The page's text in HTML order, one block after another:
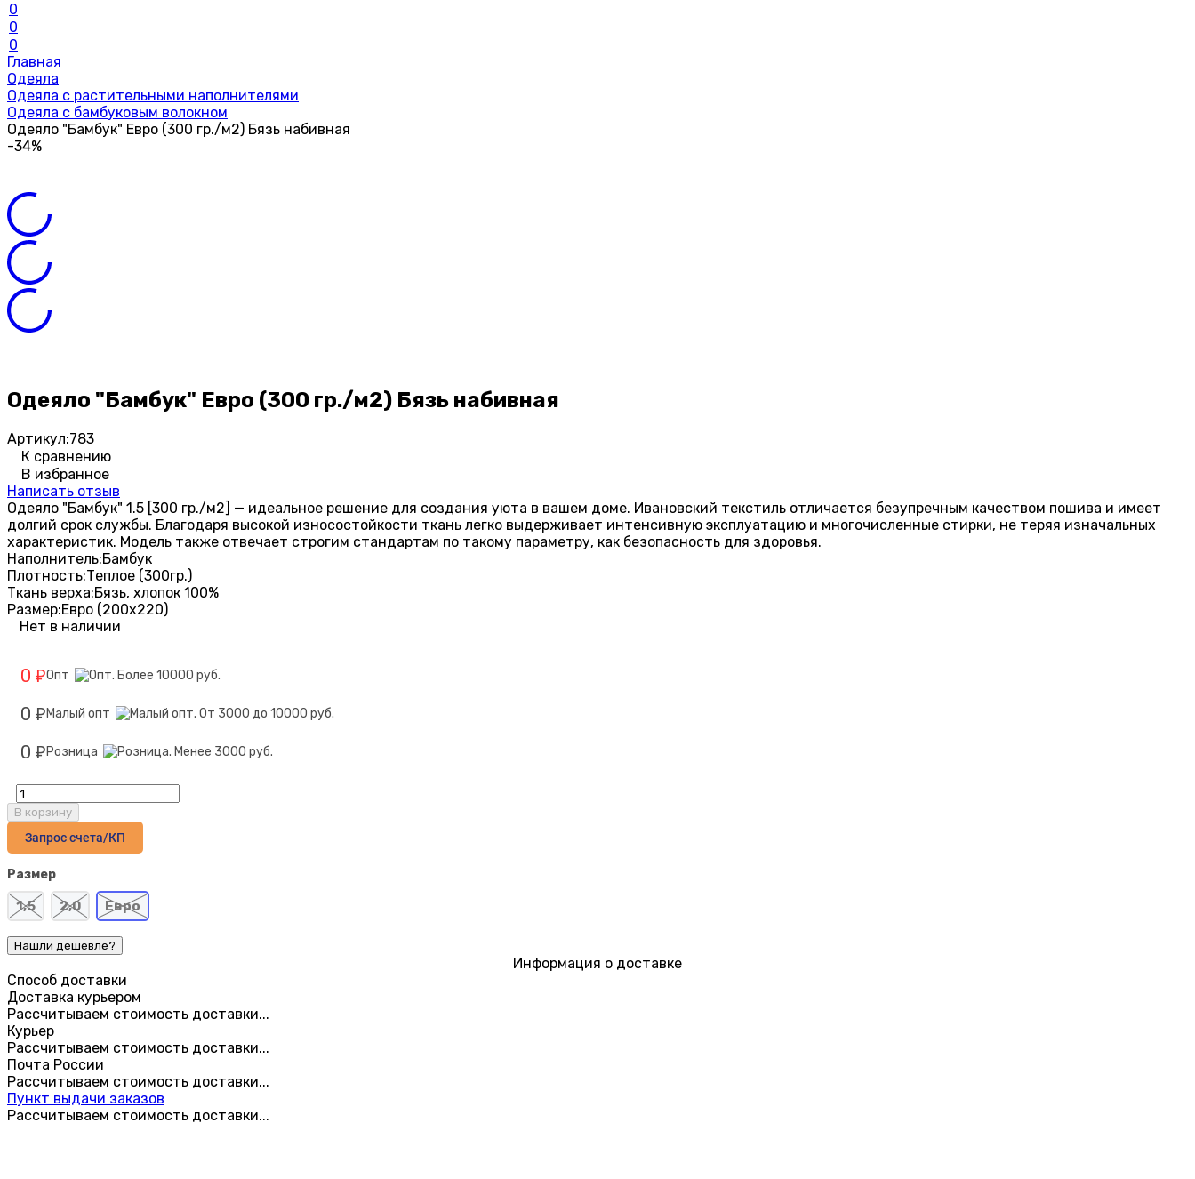
0
0
0
Главная
Одеяла
Одеяла с растительными наполнителями
Одеяла с бамбуковым волокном
Одеяло "Бамбук" Евро (300 гр./м2) Бязь набивная
-34%
Одеяло "Бамбук" Евро (300 гр./м2) Бязь набивная
Артикул:783
К сравнению
В избранное
Написать отзыв
Одеяло "Бамбук" 1.5 [300 гр./м2] — идеальное решение для создания уюта в вашем доме. Ивановский текстиль отличается безупречным качеством пошива и имеет
долгий срок службы. Благодаря высокой износостойкости ткань легко выдерживает интенсивную эксплуатацию и многочисленные стирки, не теряя изначальных
характеристик. Модель также отвечает строгим стандартам по такому параметру, как безопасность для здоровья.
Наполнитель:Бамбук
Плотность:Теплое (300гр.)
Ткань верха:Бязь, хлопок 100%
Размер:Евро (200х220)
Нет в наличии
0 ₽Опт
0 ₽ Малый опт
0 ₽ Розница
В корзину
Запрос счета/КП
Размер
1,5 2,0 Евро
Информация о доставке
Способ доставки
Доставка курьером
Рассчитываем стоимость доставки...
Курьер
Рассчитываем стоимость доставки...
Почта России
Рассчитываем стоимость доставки...
Пункт выдачи заказов
Рассчитываем стоимость доставки...